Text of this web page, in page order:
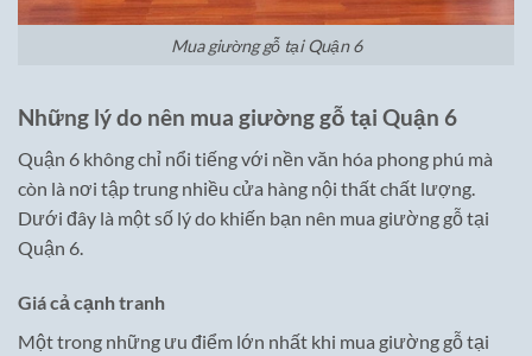
Mua giường gỗ tại Quận 6
Những lý do nên mua giường gỗ tại Quận 6
Quận 6 không chỉ nổi tiếng với nền văn hóa phong phú mà
còn là nơi tập trung nhiều cửa hàng nội thất chất lượng.
Dưới đây là một số lý do khiến bạn nên mua giường gỗ tại
Quận 6.
Giá cả cạnh tranh
Một trong những ưu điểm lớn nhất khi mua giường gỗ tại